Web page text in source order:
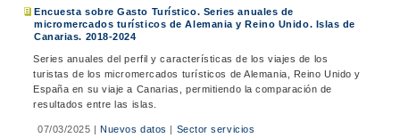
Encuesta sobre Gasto Turístico. Series anuales de
micromercados turísticos de Alemania y Reino Unido. Islas de
Canarias. 2018-2024
Series anuales del perfil y características de los viajes de los
turistas de los micromercados turísticos de Alemania, Reino Unido y
España en su viaje a Canarias, permitiendo la comparación de
resultados entre las islas.
07/03/2025 |Nuevos datos | Sector servicios